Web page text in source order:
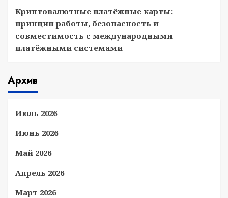
Криптовалютные платёжные карты:
принцип работы, безопасность и
совместимость с международными
платёжными системами
Архив
Июль 2026
Июнь 2026
Май 2026
Апрель 2026
Март 2026